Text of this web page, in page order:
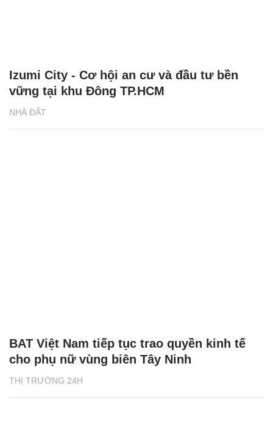
NHÀ ĐẤT
Izumi City - Cơ hội an cư và đầu tư bền
vững tại khu Đông TP.HCM
THỊ TRƯỜNG 24H
BAT Việt Nam tiếp tục trao quyền kinh tế
cho phụ nữ vùng biên Tây Ninh